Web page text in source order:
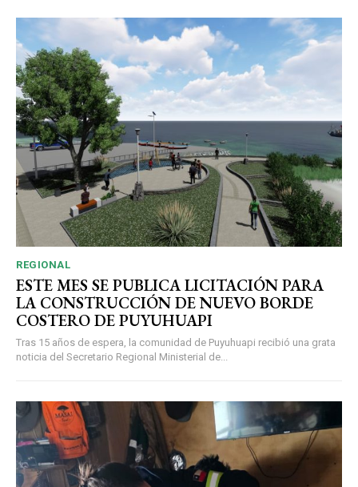
REGIONAL
ESTE MES SE PUBLICA LICITACIÓN PARA
LA CONSTRUCCIÓN DE NUEVO BORDE
COSTERO DE PUYUHUAPI
Tras 15 años de espera, la comunidad de Puyuhuapi recibió una grata
noticia del Secretario Regional Ministerial de...